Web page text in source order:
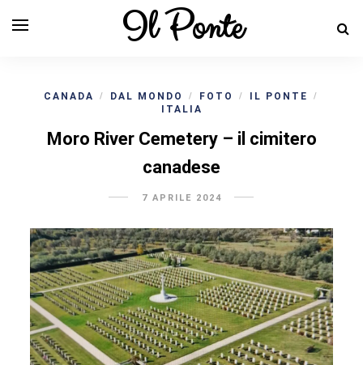
Il Ponte
CANADA / DAL MONDO / FOTO / IL PONTE /
ITALIA
Moro River Cemetery – il cimitero
canadese
7 APRILE 2024